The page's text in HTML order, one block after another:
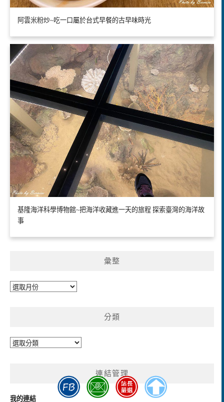
阿雲米粉炒~吃一口屬於台式早餐的古早味時光
基隆海洋科學博物館~把海洋收藏進一天的旅程 探索臺灣的海洋故
事
彙整
彙
分類
分
連結管理
我的連結